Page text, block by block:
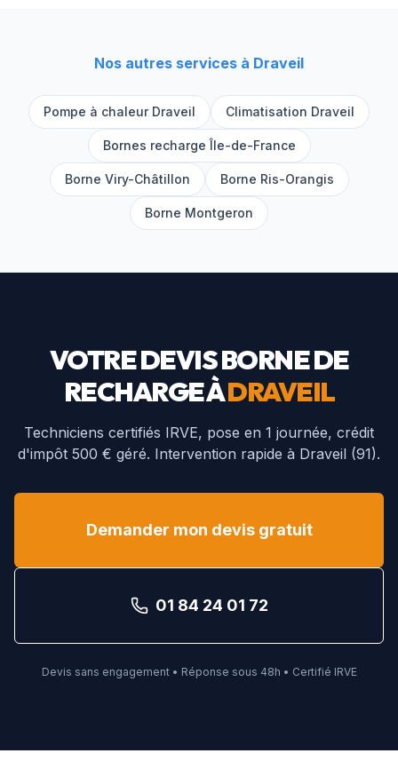
Nos autres services à Draveil
Pompe à chaleur Draveil Climatisation Draveil
Bornes recharge Île-de-France
Borne Viry-Châtillon Borne Ris-Orangis
Borne Montgeron
VOTRE DEVIS BORNE DE
RECHARGE ÀDRAVEIL
Techniciens certifiés IRVE, pose en 1 journée, crédit
d'impôt 500 € géré. Intervention rapide à Draveil (91).
Demander mon devis gratuit
01 84 24 01 72
Devis sans engagement • Réponse sous 48h • Certifié IRVE